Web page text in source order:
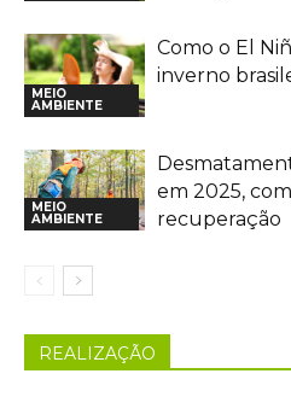
MEIO
AMBIENTE
Como o El
inverno
MEIO
AMBIENTE
em 2025,
recuperação
REALIZAÇÃO